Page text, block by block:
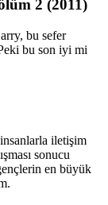
2 (2011)
bu sefer
bu son iyi mi
iletişim
sonucu
en büyük